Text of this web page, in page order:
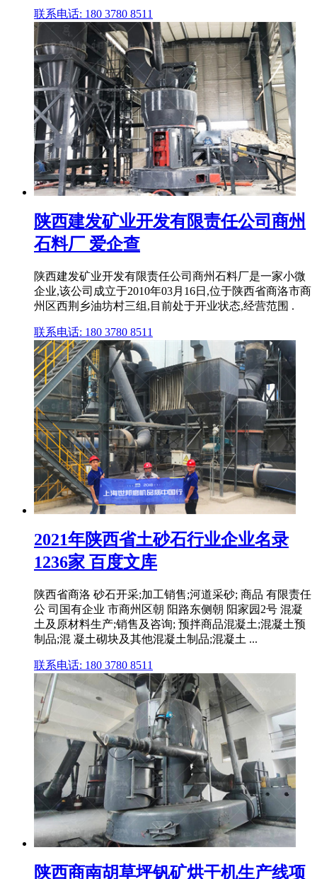
联系电话: 180 3780 8511
陕西建发矿业开发有限责任公司商州
石料厂 爱企查
陕西建发矿业开发有限责任公司商州石料厂是一家小微
企业,该公司成立于2010年03月16日,位于陕西省商洛市商
州区西荆乡油坊村三组,目前处于开业状态,经营范围 .
联系电话: 180 3780 8511
2021年陕西省土砂石行业企业名录
1236家 百度文库
陕西省商洛 砂石开采;加工销售;河道采砂; 商品 有限责任
公 司国有企业 市商州区朝 阳路东侧朝 阳家园2号 混凝
土及原材料生产;销售及咨询; 预拌商品混凝土;混凝土预
制品;混 凝土砌块及其他混凝土制品;混凝土 ...
联系电话: 180 3780 8511
陕西商南胡草坪钒矿烘干机生产线项